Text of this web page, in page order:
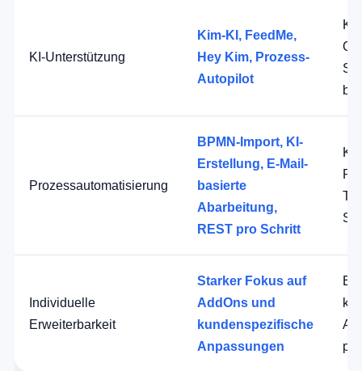
KI-Unterstützung
Kim-KI, FeedMe,
Hey Kim, Prozess-
Autopilot
Prozessautomatisierung
BPMN-Import, KI-
Erstellung, E-Mail-
basierte
Abarbeitung,
REST pro Schritt
Individuelle
Erweiterbarkeit
Starker Fokus auf
AddOns und
kundenspezifische
Anpassungen